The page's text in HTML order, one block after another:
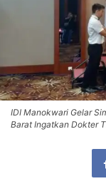
IDI Manokwari Gelar
Barat Ingatkan Dokter